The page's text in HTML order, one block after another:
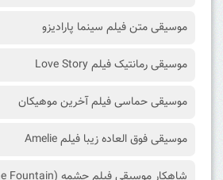
موسیقی متن فیلم سینما پارادیزو
موسیقی رمانتیک فیلم Love Story
موسیقی حماسی فیلم آخرین موهیکان
موسیقی فوق العاده زیبا فیلم Amelie